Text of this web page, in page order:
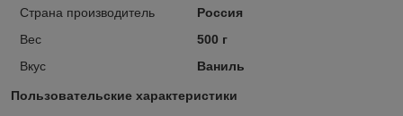
Страна производитель
Россия
Вес
500 г
Вкус
Ваниль
Пользовательские характеристики